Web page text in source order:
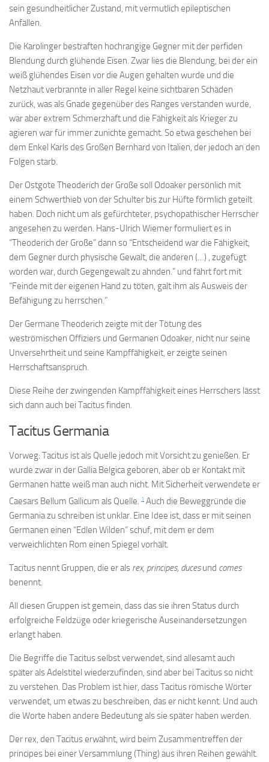
sein gesundheitlicher Zustand, mit vermutlich epileptischen
Anfällen.
Die Karolinger bestraften hochrangige Gegner mit der perfiden
Blendung durch glühende Eisen. Zwar lies die Blendung, bei der ein
weiß glühendes Eisen vor die Augen gehalten wurde und die
Netzhaut verbrannte in aller Regel keine sichtbaren Schäden
zurück, was als Gnade gegenüber des Ranges verstanden wurde,
war aber extrem Schmerzhaft und die Fähigkeit als Krieger zu
agieren war für immer zunichte gemacht. So etwa geschehen bei
dem Enkel Karls des Großen Bernhard von Italien, der jedoch an den
Folgen starb.
Der Ostgote Theoderich der Große soll Odoaker persönlich mit
einem Schwerthieb von der Schulter bis zur Hüfte förmlich geteilt
haben. Doch nicht um als gefürchteter, psychopathischer Herrscher
angesehen zu werden. Hans-Ulrich Wiemer formuliert es in
“Theoderich der Große” dann so “Entscheidend war die Fähigkeit,
dem Gegner durch physische Gewalt, die anderen (…) , zugefügt
worden war, durch Gegengewalt zu ahnden.” und fährt fort mit
“Feinde mit der eigenen Hand zu töten, galt ihm als Ausweis der
Befähigung zu herrschen.”
Der Germane Theoderich zeigte mit der Tötung des
weströmischen Offiziers und Germanen Odoaker, nicht nur seine
Unversehrtheit und seine Kampffähigkeit, er zeigte seinen
Herrschaftsanspruch.
Diese Reihe der zwingenden Kampffähigkeit eines Herrschers lässt
sich dann auch bei Tacitus finden.
Tacitus Germania
Vorweg: Tacitus ist als Quelle jedoch mit Vorsicht zu genießen. Er
wurde zwar in der Gallia Belgica geboren, aber ob er Kontakt mit
Germanen hatte weiß man auch nicht. Mit Sicherheit verwendete er
Caesars Bellum Gallicum als Quelle. 1 Auch die Beweggründe die
Germania zu schreiben ist unklar. Eine Idee ist, dass er mit seinen
Germanen einen “Edlen Wilden” schuf, mit dem er dem
verweichlichten Rom einen Spiegel vorhält.
Tacitus nennt Gruppen, die er als rex, principes, ducesund comes
benennt.
All diesen Gruppen ist gemein, dass das sie ihren Status durch
erfolgreiche Feldzüge oder kriegerische Auseinandersetzungen
erlangt haben.
Die Begriffe die Tacitus selbst verwendet, sind allesamt auch
später als Adelstitel wiederzufinden, sind aber bei Tacitus so nicht
zu verstehen. Das Problem ist hier, dass Tacitus römische Wörter
verwendet, um etwas zu beschreiben, das er nicht kennt. Und auch
die Worte haben andere Bedeutung als sie später haben werden.
Der rex, den Tacitus erwähnt, wird beim Zusammentreffen der
principes bei einer Versammlung (Thing) aus ihren Reihen gewählt.